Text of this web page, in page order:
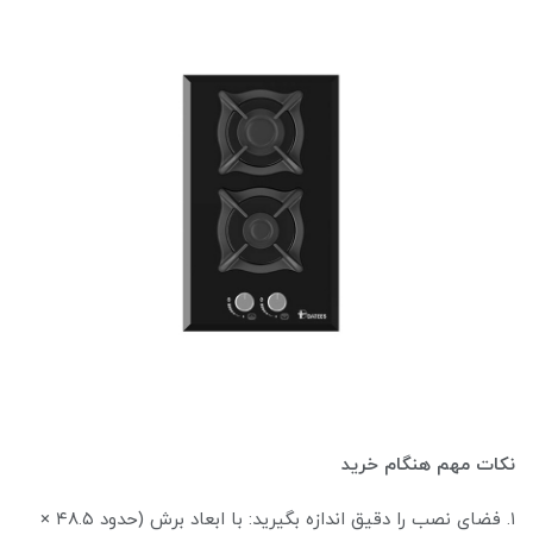
نکات مهم هنگام خرید
۱. فضای نصب را دقیق اندازه بگیرید: با ابعاد برش (حدود ۴۸.۵ ×